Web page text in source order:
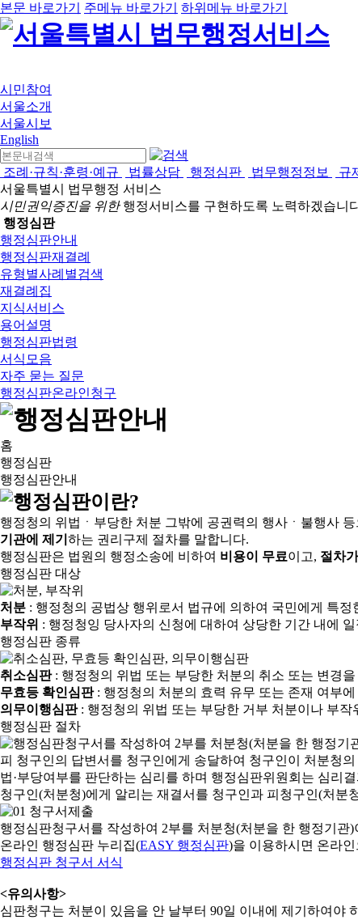
본문 바로가기 주메뉴 바로가기 하위메뉴 바로가기
시민참여
서울소개
서울시보
English
조례·규칙·훈령·예규 법률상담 행정심판 법무행정정보 규
서울특별시 법무행정 서비스
시민권익증진을 위한행정서비스를 구현하도록 노력하겠습니
행정심판
행정심판안내
행정심판재결례
유형별사례별검색
재결례집
지식서비스
용어설명
행정심판법령
서식모음
자주 묻는 질문
행정심판온라인청구
홈
행정심판
행정심판안내
행정청의 위법ㆍ부당한 처분 그밖에 공권력의 행사ㆍ불행사 등
기관에 제기 하는 권리구제 절차를 말합니다.
행정심판은 법원의 행정소송에 비하여 비용이 무료이고, 절차
행정심판 대상
처분 : 행정청의 공법상 행위로서 법규에 의하여 국민에게 특
부작위 : 행정청잉 당사자의 신청에 대하여 상당한 기간 내에
행정심판 종류
취소심판: 행정청의 위법 또는 부당한 처분의 취소 또는 변경
무효등 확인심판: 행정청의 처분의 효력 유무 또는 존재 여부
의무이행심판: 행정청의 위법 또는 부당한 거부 처분이나 부
행정심판 절차
행정심판청구서를 작성하여 2부를 처분청(처분을 한 행정기관
온라인 행정심판 누리집(EASY 행정심판)을 이용하시면 온라
행정심판 청구서 서식
<유의사항>
심판청구는 처분이 있음을 안 날부터 90일 이내에 제기하여야